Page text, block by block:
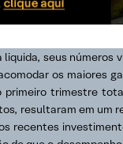
seus
os maiores
trimestre
resultaram em
recentes